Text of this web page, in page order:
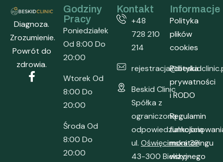
Diagnoza.
Zrozumienie.
Powrót do
zdrowia.
Godziny
Pracy
Poniedziałek
Od 8:00 Do
20:00
Wtorek Od
8:00 Do
20:00
Środa Od
8:00 Do
20:00
Kontakt
+48
728 210
214
Beskid Clinic
Spółka z
ograniczoną
odpowiedzialnością
ul. Oświęcimska 39
43-300 Bielsko-
Informacje
Polityka
plików
cookies
Polityka
prywatności
i RODO
Regulamin
monitoringu
wizyjnego